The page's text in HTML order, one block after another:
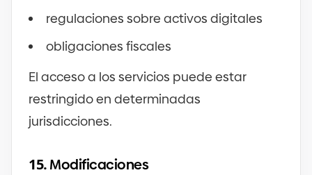
regulaciones sobre activos digitales
obligaciones fiscales
El acceso a los servicios puede estar
restringido en determinadas
jurisdicciones.
15.Modificaciones